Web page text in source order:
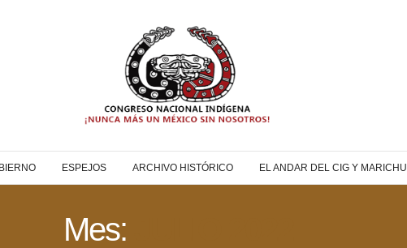
ESPEJOS ARCHIVO HISTÓRICO EL ANDAR DEL CIG Y
Mes: